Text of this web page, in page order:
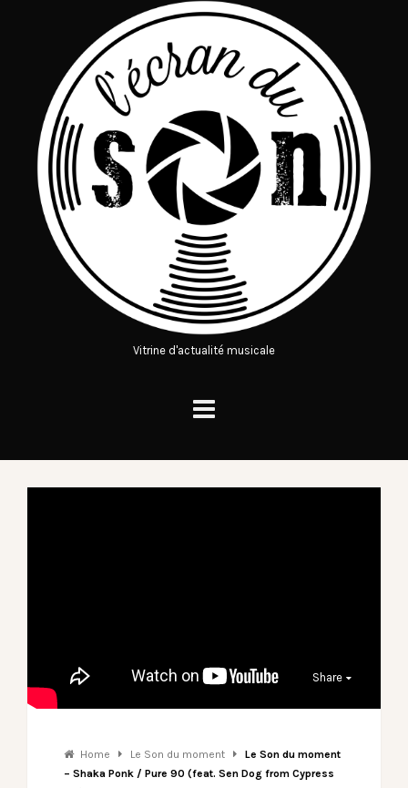
Vitrine d'actualité musicale
Share
Home Le Son du moment
Le Son du moment
– Shaka Ponk / Pure 90 (feat. Sen Dog from Cypress